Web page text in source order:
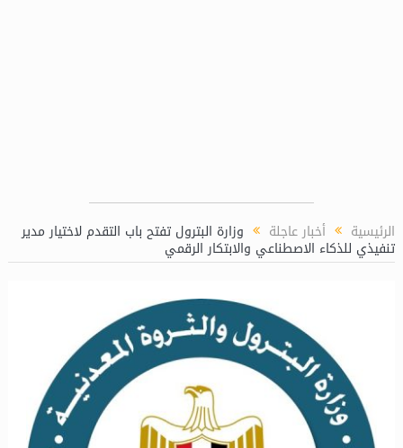
الرئيسية أخبار عاجلة وزارة البترول تفتح باب التقدم لاختيار مدير
تنفيذي للذكاء الاصطناعي والابتكار الرقمي